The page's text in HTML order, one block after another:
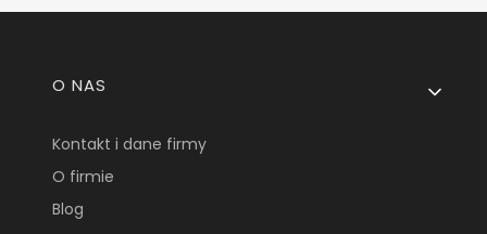
Linki w stopce
O NAS
Kontakt i dane firmy
O firmie
Blog